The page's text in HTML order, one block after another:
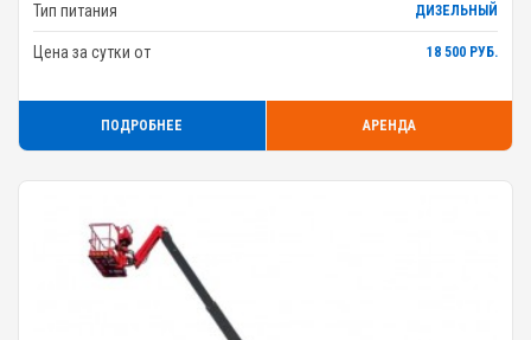
Тип питания ДИЗЕЛЬНЫЙ
Цена за сутки от 18 500 РУБ.
ПОДРОБНЕЕ АРЕНДА